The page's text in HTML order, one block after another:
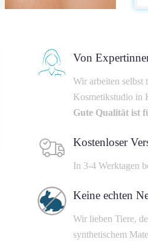
Von
Wir arbeiten selbst
Kosmetikstudio in
Gute Qualität ist
Kostenloser
In 3-4 Werktagen
Keine echten
Wir lieben Tiere,
synthetischem